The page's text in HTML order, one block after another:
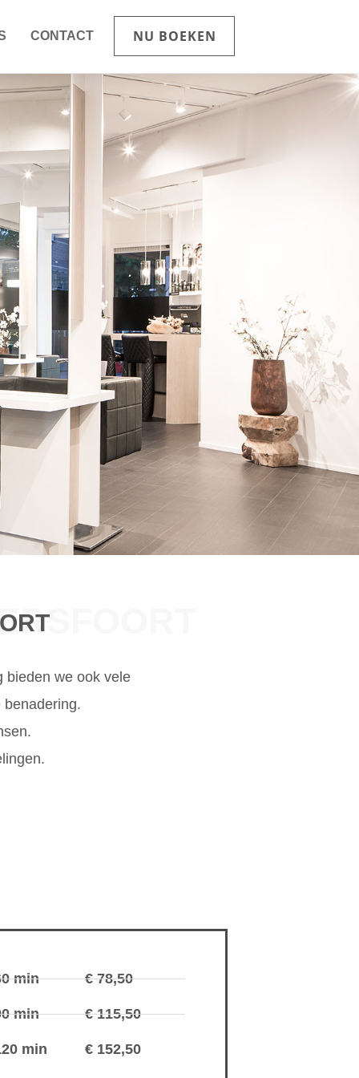
CONTACT NU BOEKEN
bieden we ook vele
benadering.
min
min
min
€ 78,50
€ 115,50
€ 152,50